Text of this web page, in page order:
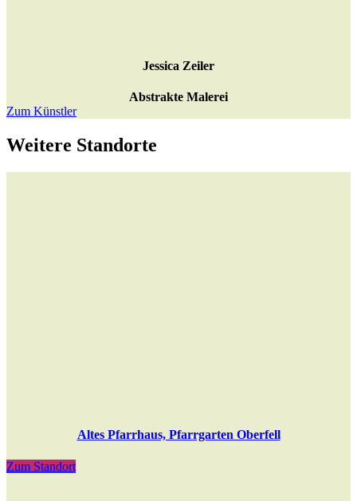
Jessica Zeiler
Abstrakte Malerei
Zum Künstler
Weitere Standorte
Altes Pfarrhaus, Pfarrgarten Oberfell
Zum Standort